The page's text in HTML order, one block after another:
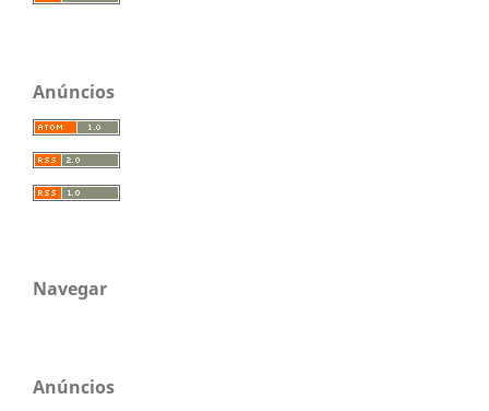
Anúncios
Navegar
Anúncios